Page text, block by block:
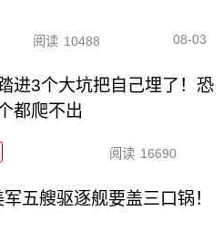
阅读 10488 08-03
进3个大坑把自己埋了！恐
都爬不出
阅读 16690
五艘驱逐舰要盖三口锅！